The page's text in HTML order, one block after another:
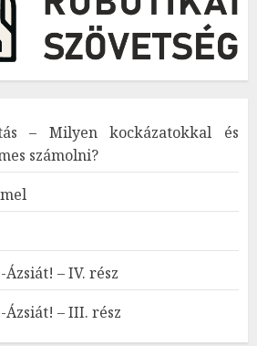
– Milyen kockázatokkal és
számolni?
– IV. rész
Ázsiát! – III. rész